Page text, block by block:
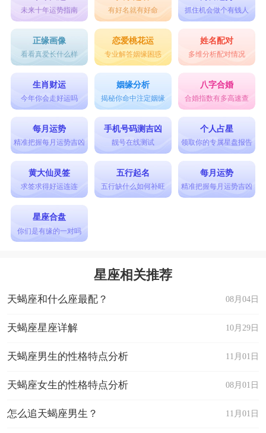
未来十年运势指南 有好名就有好命 抓住机会做个有钱人
正缘画像
看看真爱长什么样
恋爱桃花运
专业解答姻缘困惑
姓名配对
多维分析配对情况
生肖财运
今年你会走好运吗
姻缘分析
揭秘你命中注定姻缘
八字合婚
合婚指数有多高速查
每月运势
精准把握每月运势吉凶
手机号码测吉凶
靓号在线测试
个人占星
领取你的专属星盘报告
黄大仙灵签
求签求得好运连连
五行起名
五行缺什么如何补旺
每月运势
精准把握每月运势吉凶
星座合盘
你们是有缘的一对吗
星座相关推荐
08月04日
天蝎座和什么座最配？
10月29日
天蝎座星座详解
11月01日
天蝎座男生的性格特点分析
08月01日
天蝎座女生的性格特点分析
11月01日
怎么追天蝎座男生？